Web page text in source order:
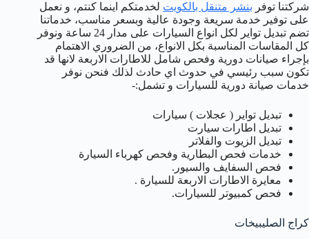
شركتنا توفر بنشر متنقل بالكويت لخدمتكم اينما كنتم، و نعمل
على توفير خدمة سريعة وجودة عالية وبسعر مناسب، خدماتنا
تضم تبديل تواير لكل انواع السيارات على مدار 24 ساعة ونوفر
كل المقاسات المناسبة بكل الانواع، من الضروري الاهتمام
بإجراء صيانات دورية وفحص شامل للاطارات الاربعة لانها قد
تكون سبب رئيسي في حدوث اي حادث لذلك فنحن نوفر
خدمات صيانة دورية للسيارات و تشمل:-
تبديل تواير ( عجلات ) سيارات
تبديل اطارات سيارت
تبديل الزيوت والفلاتر
خدمات فحص البطارية وفحص كهرباء السيارة
فحص السفايف والسيور.
معايرة الاطارات الاربعة للسيارة .
فحص كمبيوتر للسيارات.
كراج الصليبيخات